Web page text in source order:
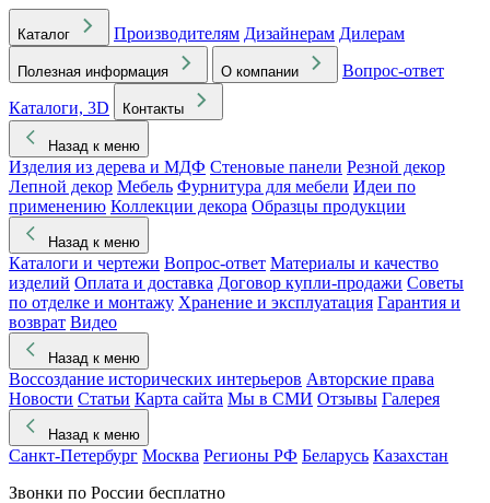
Каталог Производителям Дизайнерам Дилерам
Полезная информация О компании
Вопрос-ответ
Каталоги, 3D
Контакты
Назад к меню
Изделия из дерева и МДФ Стеновые панели Резной декор
Лепной декор Мебель Фурнитура для мебели Идеи по
применению Коллекции декора Образцы продукции
Назад к меню
Каталоги и чертежи Вопрос-ответ Материалы и качество
изделий Оплата и доставка Договор купли-продажи Советы
по отделке и монтажу Хранение и эксплуатация Гарантия и
возврат Видео
Назад к меню
Воссоздание исторических интерьеров Авторские права
Новости Статьи Карта сайта Мы в СМИ Отзывы Галерея
Назад к меню
Санкт-Петербург Москва Регионы РФ Беларусь Казахстан
Звонки по России бесплатно